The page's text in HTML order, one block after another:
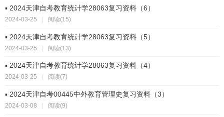
▪ 2024天津自考教育统计学28063复习资料（6）
2024-03-25 | 阅读(15)
▪ 2024天津自考教育统计学28063复习资料（5）
2024-03-25 | 阅读(13)
▪ 2024天津自考教育统计学28063复习资料（4）
2024-03-25 阅读(7)
▪ 2024天津自考00445中外教育管理史复习资料（3）
2024-03-08 | 阅读(9)